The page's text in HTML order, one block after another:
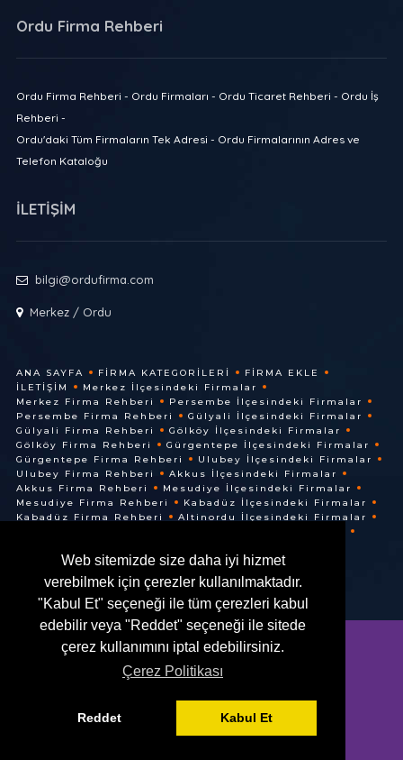
Web sitemizde size daha iyi hizmet
verebilmek için çerezler kullanılmaktadır.
"Kabul Et" seçeneği ile tüm çerezleri kabul
edebilir veya "Reddet" seçeneği ile sitede
çerez kullanımını iptal edebilirsiniz.
Çerez Politikası
Reddet Kabul Et
Ordu Firma Rehberi
Ordu Firma Rehberi - Ordu Firmaları - Ordu Ticaret Rehberi - Ordu İş
Rehberi -
Ordu'daki Tüm Firmaların Tek Adresi - Ordu Firmalarının Adres ve
Telefon Kataloğu
İLETİŞİM
bilgi@ordufirma.com
Merkez / Ordu
ANA SAYFA FIRMA KATEGORILERI
FIRMA EKLE
İLETIŞIM
Merkez İlçesindeki Firmalar
Merkez Firma Rehberi
Persembe İlçesindeki Firmalar
Persembe Firma Rehberi
Gülyali İlçesindeki Firmalar
Gülyali Firma Rehberi
Gölköy İlçesindeki Firmalar
Gölköy Firma Rehberi
Gürgentepe İlçesindeki Firmalar
Gürgentepe Firma Rehberi
Ulubey İlçesindeki Firmalar
Ulubey Firma Rehberi
Akkus İlçesindeki Firmalar
Akkus Firma Rehberi
Mesudiye İlçesindeki Firmalar
Mesudiye Firma Rehberi
Kabadüz İlçesindeki Firmalar
Kabadüz Firma Rehberi
Altinordu İlçesindeki Firmalar
Cuma Firma Rehberi
© @ 2016. Her Hakkı Saklıdır.